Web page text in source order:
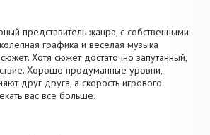
представитель жанра, с собственными
графика и веселая музыка
Хотя сюжет достаточно запутанный,
Хорошо продуманные уровни,
друг друга, а скорость игрового
вас все больше.